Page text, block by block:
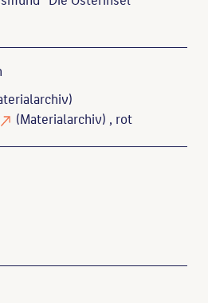
(Materialarchiv) , rot